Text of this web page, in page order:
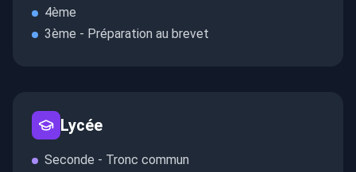
4ème
3ème - Préparation au brevet
Lycée
Seconde - Tronc commun